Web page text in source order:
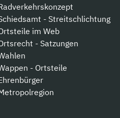
- Streitschlichtung
im Web
- Satzungen
- Ortsteile